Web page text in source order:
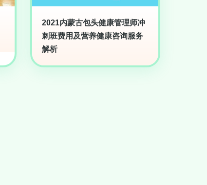
2021内蒙古包头健康管理师冲
刺班费用及营养健康咨询服务
解析